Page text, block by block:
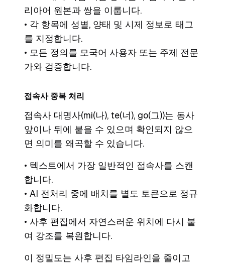
리아어 원본과 쌍을 이룹니다.
• 각 항목에 성별, 양태 및 시제 정보로 태그
를 지정합니다.
• 모든 정의를 모국어 사용자 또는 주제 전문
가와 검증합니다.
접속사 중복 처리
접속사 대명사(mi(나), te(너), go(그))는 동사
앞이나 뒤에 붙을 수 있으며 확인되지 않으
면 의미를 왜곡할 수 있습니다.
• 텍스트에서 가장 일반적인 접속사를 스캔
합니다.
• AI 전처리 중에 배치를 별도 토큰으로 정규
화합니다.
• 사후 편집에서 자연스러운 위치에 다시 붙
여 강조를 복원합니다.
이 정밀도는 사후 편집 타임라인을 줄이고